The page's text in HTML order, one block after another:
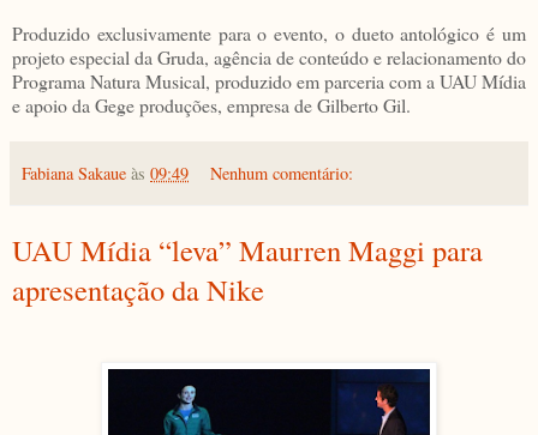
Produzido exclusivamente para o evento, o dueto antológico é um
projeto especial da Gruda, agência de conteúdo e relacionamento do
Programa Natura Musical, produzido em parceria com a UAU Mídia
e apoio da Gege produções, empresa de Gilberto Gil.
Fabiana Sakaue às 09:49 Nenhum comentário:
UAU Mídia “leva” Maurren Maggi para
apresentação da Nike